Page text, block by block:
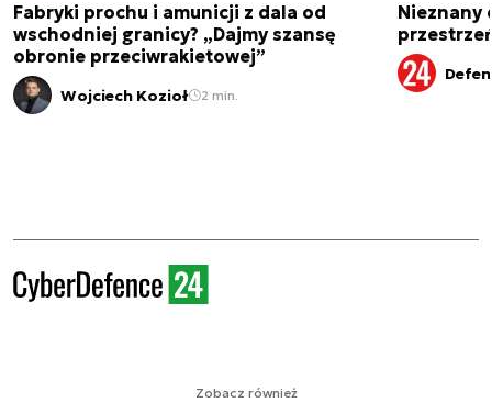
Fabryki prochu i amunicji z dala od
wschodniej granicy? „Dajmy szansę
obronie przeciwrakietowej”
Wojciech Kozioł 2 min.
Nieznany
Zobacz również